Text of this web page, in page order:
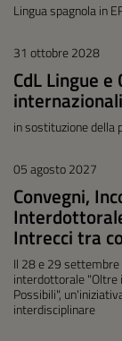
Lingua spagnola in
31 ottobre 2028
CdL Lingue
in sostituzione della
05 agosto 2027
Convegni,
Intrecci tra
Il 28 e 29
interdottorale "Oltre
Possibili",
interdisciplinare